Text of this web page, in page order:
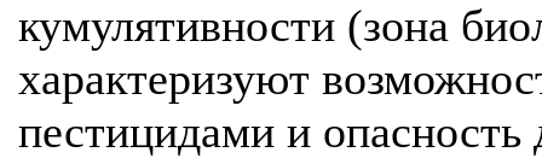
кумулятивности (зона
характеризуют
пестицидами и опасность